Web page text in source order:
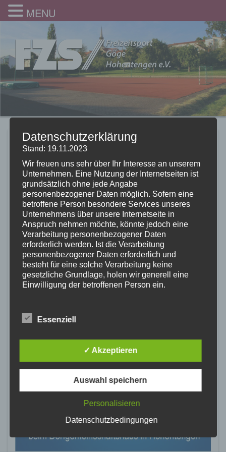
Einladung zum
Gögemer
Adventszauber 2023
22.11.2023
MENU
Datenschutzerklärung
Stand: 19.11.2023
Wir freuen uns sehr über Ihr Interesse an unserem
Unternehmen. Eine Nutzung der Internetseiten ist
grundsätzlich ohne jede Angabe
personenbezogener Daten möglich. Sofern eine
betroffene Person besondere Services unseres
Unternehmens über unsere Internetseite in
Anspruch nehmen möchte, könnte jedoch eine
Verarbeitung personenbezogener Daten
erforderlich werden. Ist die Verarbeitung
personenbezogener Daten erforderlich und
besteht für eine solche Verarbeitung keine
gesetzliche Grundlage, holen wir generell eine
Einwilligung der betroffenen Person ein.
Adresse oder Telefonnummer einer betroffenen
Datenschutz-Grundverordnung und in
Übereinstimmung mit den für uns geltenden
landesspezifischen Datenschutzbestimmungen.
Mittels dieser Datenschutzerklärung möchte unser
Unternehmen die Öffentlichkeit über Art, Umfang
und Zweck der von uns erhobenen, genutzten und
verarbeiteten personenbezogenen Daten
mittels dieser Datenschutzerklärung über die ihnen
Essenziell
✓ Akzeptieren
Auswahl speichern
Personalisieren
Datenschutzbedingungen